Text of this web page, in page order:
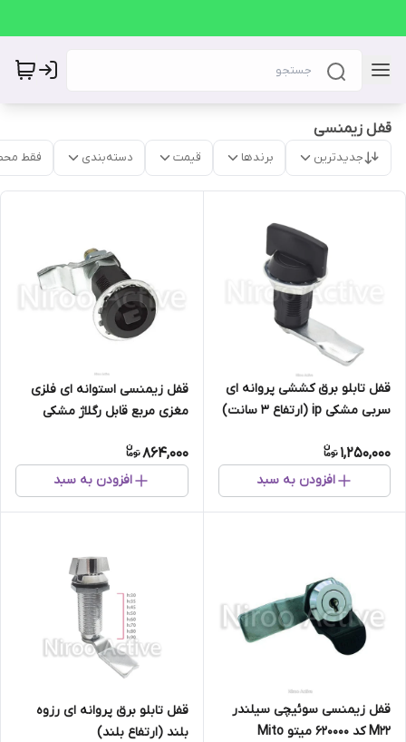
قفل زیمنسی
جدیدترین برندها قیمت دسته‌بندی فقط
قفل تابلو برق کششی پروانه ای
سربی مشکی ip (ارتفاع ۳ سانت)
1,250,000
افزودن به سبد
قفل زیمنسی استوانه ای فلزی
مغزی مربع قابل رگلاژ مشکی
864,000
افزودن به سبد
قفل زیمنسی سوئیچی سیلندر
M۲۲ کد ۶۲۰۰۰۰ میتو Mito
قفل تابلو برق پروانه ای رزوه
بلند (ارتفاع بلند)